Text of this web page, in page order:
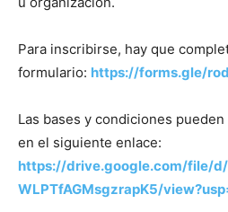
Para inscribirse, hay que
formulario: https://forms.gle/
Las bases y condiciones
en el siguiente enlace:
https://drive.google.com/file/d/
WLPTfAGMsgzrapK5/